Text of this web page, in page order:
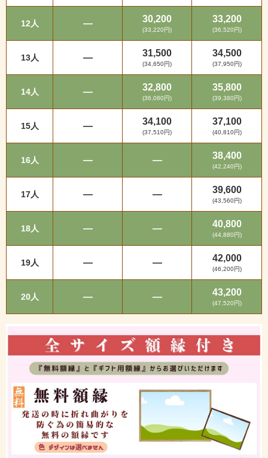
12人 — 30,200
(33,220円)
33,200
(36,520円)
13人 — 31,500
(34,650円)
34,500
(37,950円)
14人 — 32,800
(36,080円)
35,800
(39,380円)
15人 — 34,100
(37,510円)
37,100
(40,810円)
16人 — — 38,400
(42,240円)
17人 — — 39,600
(43,560円)
18人 — — 40,800
(44,880円)
19人 — — 42,000
(46,200円)
20人 — — 43,200
(47,520円)